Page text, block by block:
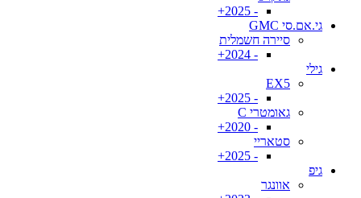
- 2025+
גי.אם.סי GMC
סיירה חשמלית
- 2024+
גילי
EX5
- 2025+
גאומטרי C
- 2020+
סטאריי
- 2025+
גיפ
אוונגר